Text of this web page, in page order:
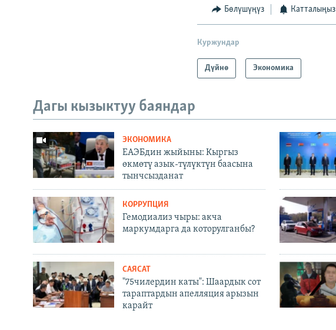
Бөлүшүңүз Катталыңыз
Куржундар
Дүйнө Экономика
Дагы кызыктуу баяндар
ЭКОНОМИКА
ЕАЭБдин жыйыны: Кыргыз
өкмөтү азык-түлүктүн баасына
тынчсызданат
КОРРУПЦИЯ
Гемодиализ чыры: акча
маркумдарга да которулганбы?
САЯСАТ
"75чилердин каты": Шаардык сот
тараптардын апелляция арызын
карайт